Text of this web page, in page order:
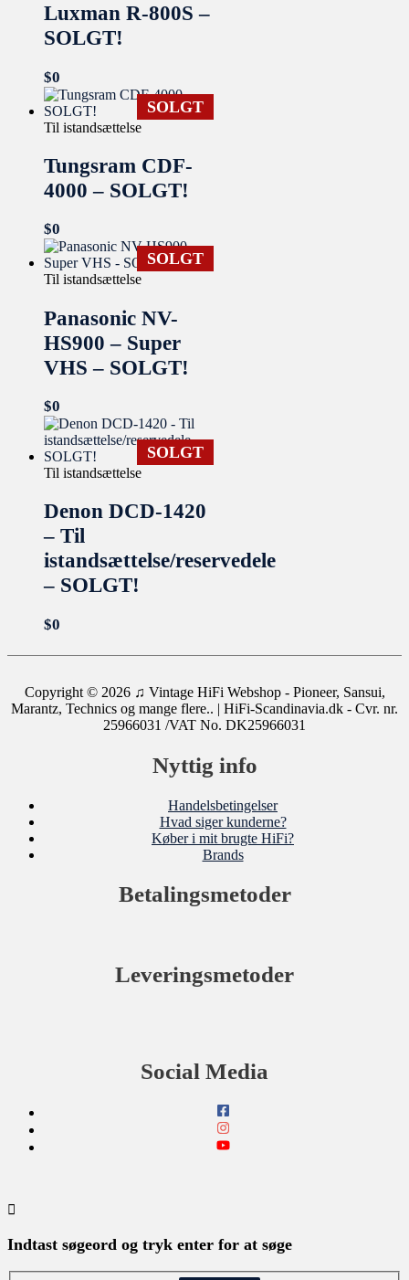
Luxman R-800S –
SOLGT!
$0
SOLGT
Til istandsættelse
Tungsram CDF-
4000 – SOLGT!
$0
SOLGT
Til istandsættelse
Panasonic NV-
HS900 – Super
VHS – SOLGT!
$0
SOLGT
Til istandsættelse
Denon DCD-1420
– Til
istandsættelse/reservedele
– SOLGT!
$0
Copyright © 2026 ♫ Vintage HiFi Webshop - Pioneer, Sansui,
Marantz, Technics og mange flere.. | HiFi-Scandinavia.dk - Cvr. nr.
25966031 /VAT No. DK25966031
Nyttig info
Handelsbetingelser
Hvad siger kunderne?
Køber i mit brugte HiFi?
Brands
Betalingsmetoder
Leveringsmetoder
Social Media
Indtast søgeord og tryk enter for at søge